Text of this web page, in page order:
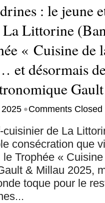
: le jeune
Littorine
« Cuisine de
et désormais
•Comments Closed
de La
consécration que
Trophée «
& Millau 2025,
toque pour le